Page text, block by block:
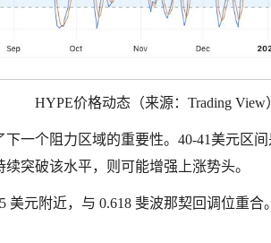
HYPE价格动态（来源：Trading View
一个阻力区域的重要性。40-41美元区
突破该水平，则可能增强上涨势头。
美元附近，与 0.618 斐波那契回调位重